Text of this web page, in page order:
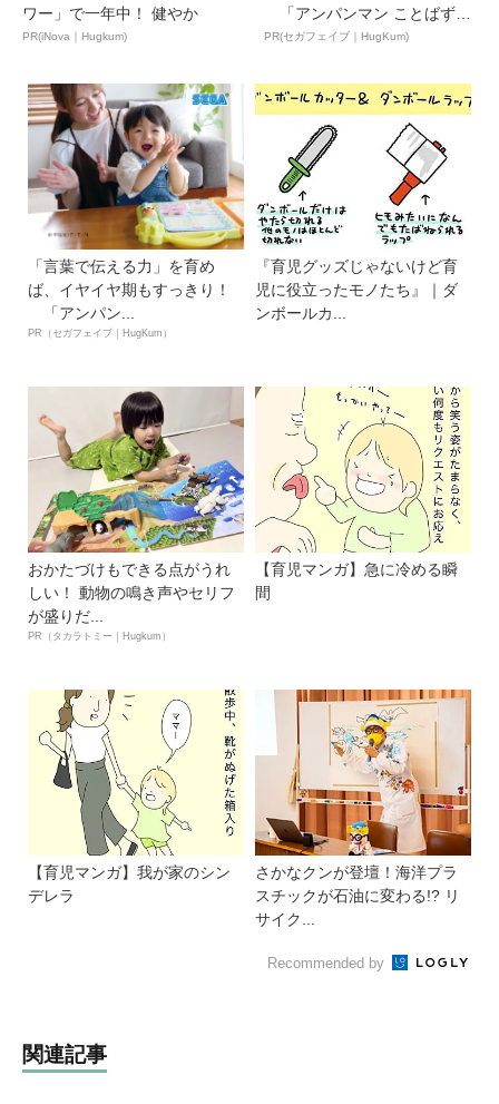
ワー」で一年中！ 健やか
PR(iNova｜Hugkum)
「アンパンマン ことばずか
ん...
PR(セガフェイブ｜HugKum)
「言葉で伝える力」を育め
ば、イヤイヤ期もすっきり！
「アンパン...
PR（セガフェイブ｜HugKum）
『育児グッズじゃないけど育
児に役立ったモノたち』｜ダ
ンボールカ...
おかたづけもできる点がうれ
しい！ 動物の鳴き声やセリフ
が盛りだ...
PR（タカラトミー｜Hugkum）
【育児マンガ】急に冷める瞬
間
【育児マンガ】我が家のシン
デレラ
さかなクンが登壇！海洋プラ
スチックが石油に変わる!? リ
サイク...
Recommended by
関連記事